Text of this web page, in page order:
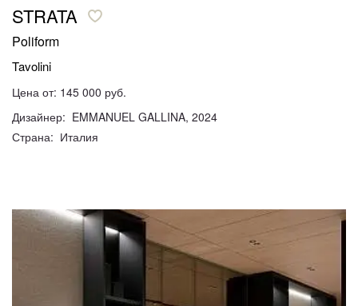
STRATA
Poliform
Tavolini
Цена от: 145 000 руб.
Дизайнер: EMMANUEL GALLINA, 2024
Страна: Италия